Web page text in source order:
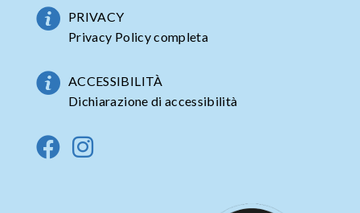
PRIVACY
Privacy Policy completa
ACCESSIBILITÀ
Dichiarazione di accessibilità